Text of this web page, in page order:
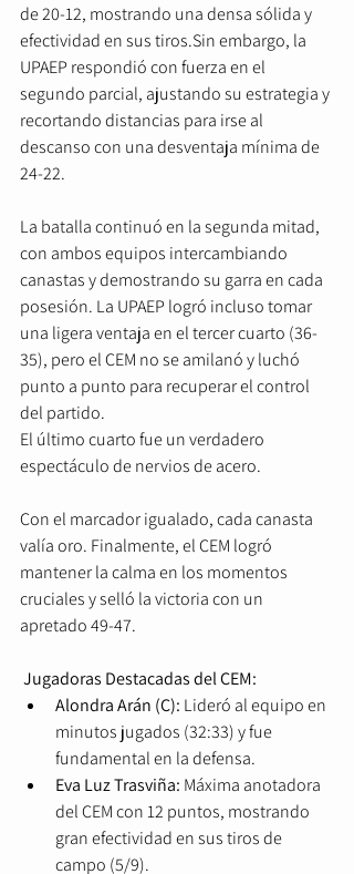
de 20-12, mostrando una densa sólida y
efectividad en sus tiros.Sin embargo, la
UPAEP respondió con fuerza en el
segundo parcial, ajustando su estrategia y
recortando distancias para irse al
descanso con una desventaja mínima de
24-22.
La batalla continuó en la segunda mitad,
con ambos equipos intercambiando
canastas y demostrando su garra en cada
posesión. La UPAEP logró incluso tomar
una ligera ventaja en el tercer cuarto (36-
35), pero el CEM no se amilanó y luchó
punto a punto para recuperar el control
del partido.
El último cuarto fue un verdadero
espectáculo de nervios de acero.
Con el marcador igualado, cada canasta
valía oro. Finalmente, el CEM logró
mantener la calma en los momentos
cruciales y selló la victoria con un
apretado 49-47.
Jugadoras Destacadas del CEM:
Alondra Arán (C): Lideró al equipo en
minutos jugados (32:33) y fue
fundamental en la defensa.
Eva Luz Trasviña: Máxima anotadora
del CEM con 12 puntos, mostrando
gran efectividad en sus tiros de
campo (5/9).